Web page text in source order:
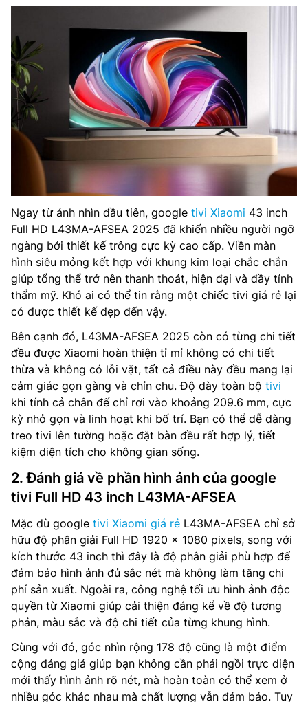
Ngay từ ánh nhìn đầu tiên, google tivi Xiaomi 43 inch
Full HD L43MA-AFSEA 2025 đã khiến nhiều người ngỡ
ngàng bởi thiết kế trông cực kỳ cao cấp. Viền màn
hình siêu mỏng kết hợp với khung kim loại chắc chắn
giúp tổng thể trở nên thanh thoát, hiện đại và đầy tính
thẩm mỹ. Khó ai có thể tin rằng một chiếc tivi giá rẻ lại
có được thiết kế đẹp đến vậy.
Bên cạnh đó, L43MA-AFSEA 2025 còn có từng chi tiết
đều được Xiaomi hoàn thiện tỉ mỉ không có chi tiết
thừa và không có lỗi vặt, tất cả điều này đều mang lại
cảm giác gọn gàng và chỉn chu. Độ dày toàn bộ tivi
khi tính cả chân đế chỉ rơi vào khoảng 209.6 mm, cực
kỳ nhỏ gọn và linh hoạt khi bố trí. Bạn có thể dễ dàng
treo tivi lên tường hoặc đặt bàn đều rất hợp lý, tiết
kiệm diện tích cho không gian sống.
2. Đánh giá về phần hình ảnh của google
tivi Full HD 43 inch L43MA-AFSEA
Mặc dù google tivi Xiaomi giá rẻ L43MA-AFSEA chỉ sở
hữu độ phân giải Full HD 1920 x 1080 pixels, song với
kích thước 43 inch thì đây là độ phân giải phù hợp để
đảm bảo hình ảnh đủ sắc nét mà không làm tăng chi
phí sản xuất. Ngoài ra, công nghệ tối ưu hình ảnh độc
quyền từ Xiaomi giúp cải thiện đáng kể về độ tương
phản, màu sắc và độ chi tiết của từng khung hình.
Cùng với đó, góc nhìn rộng 178 độ cũng là một điểm
cộng đáng giá giúp bạn không cần phải ngồi trực diện
mới thấy hình ảnh rõ nét, mà hoàn toàn có thể xem ở
nhiều góc khác nhau mà chất lượng vẫn đảm bảo. Tuy